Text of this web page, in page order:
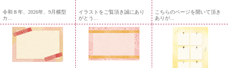
令和８年、2026年、9月横型
カ...
イラストをご覧頂き誠にあり
がとう...
こちらのページを開いて頂き
ありが...